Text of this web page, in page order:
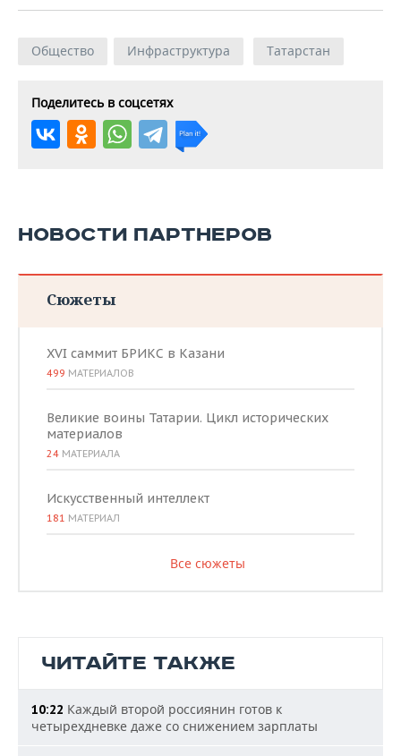
Общество Инфраструктура Татарстан
Поделитесь в соцсетях
НОВОСТИ ПАРТНЕРОВ
Сюжеты
XVI саммит БРИКС в Казани
499 МАТЕРИАЛОВ
Великие воины Татарии. Цикл исторических
материалов
24 МАТЕРИАЛА
Искусственный интеллект
181 МАТЕРИАЛ
Все сюжеты
ЧИТАЙТЕ ТАКЖЕ
10:22 Каждый второй россиянин готов к
четырехдневке даже со снижением зарплаты